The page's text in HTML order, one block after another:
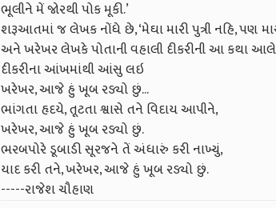
ભૂલીને મેં જોરથી પોક મૂકી.’
શરૂઆતમાં જ લેખક નોંધે છે, ‘મેઘા મારી પુત્રી નહિ, પણ
અને ખરેખર લેખકે પોતાની વહાલી દીકરીની આ કથા
દીકરીના આંખમાંથી આંસુ લઇ
ખરેખર, આજે હું ખૂબ રડ્યો છું...
ભાંગતા હૃદયે, તૂટતા શ્વાસે તને વિદાય આપીને,
ખરેખર, આજે હું ખૂબ રડ્યો છું.
ભરબપોરે ડૂબાડી સૂરજને તેં અંધારું કરી નાખ્યું,
યાદ કરી તને, ખરેખર, આજે હું ખૂબ રડ્યો છું.
-----રાજેશ ચૌહાણ